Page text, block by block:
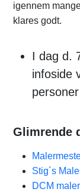
igennem
klares godt.
I dag d.
infoside
Glimrende
Stig´s
DCM